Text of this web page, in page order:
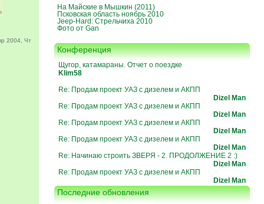
2004, Чт
На Майские в Мышкин (2011)
Псковская область ноябрь 2010
Jeep-Hard: Стрельчиха 2010
Фото от Gan
Конференция
Щугор, катамараны. Отчет о поездке
Klim58
Re: Продам проект УАЗ с дизелем и АКПП
Dizel Man
Re: Продам проект УАЗ с дизелем и АКПП
Dizel Man
Re: Продам проект УАЗ с дизелем и АКПП
Dizel Man
Re: Продам проект УАЗ с дизелем и АКПП
Dizel Man
Re: Начинаю строить ЗВЕРЯ - 2. ПРОДОЛЖЕНИЕ 2 :)
Dizel Man
Re: Продам проект УАЗ с дизелем и АКПП
Dizel Man
Последние обновления